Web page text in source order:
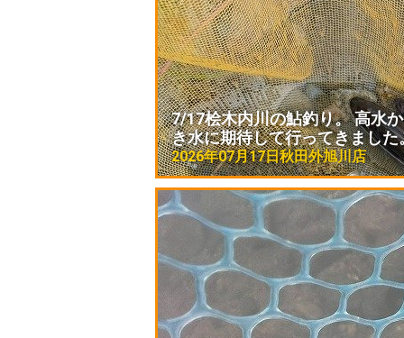
7/17桧木内川の鮎釣り。 高水
き水に期待して行ってきまし
2026年07月17日秋田外旭川店